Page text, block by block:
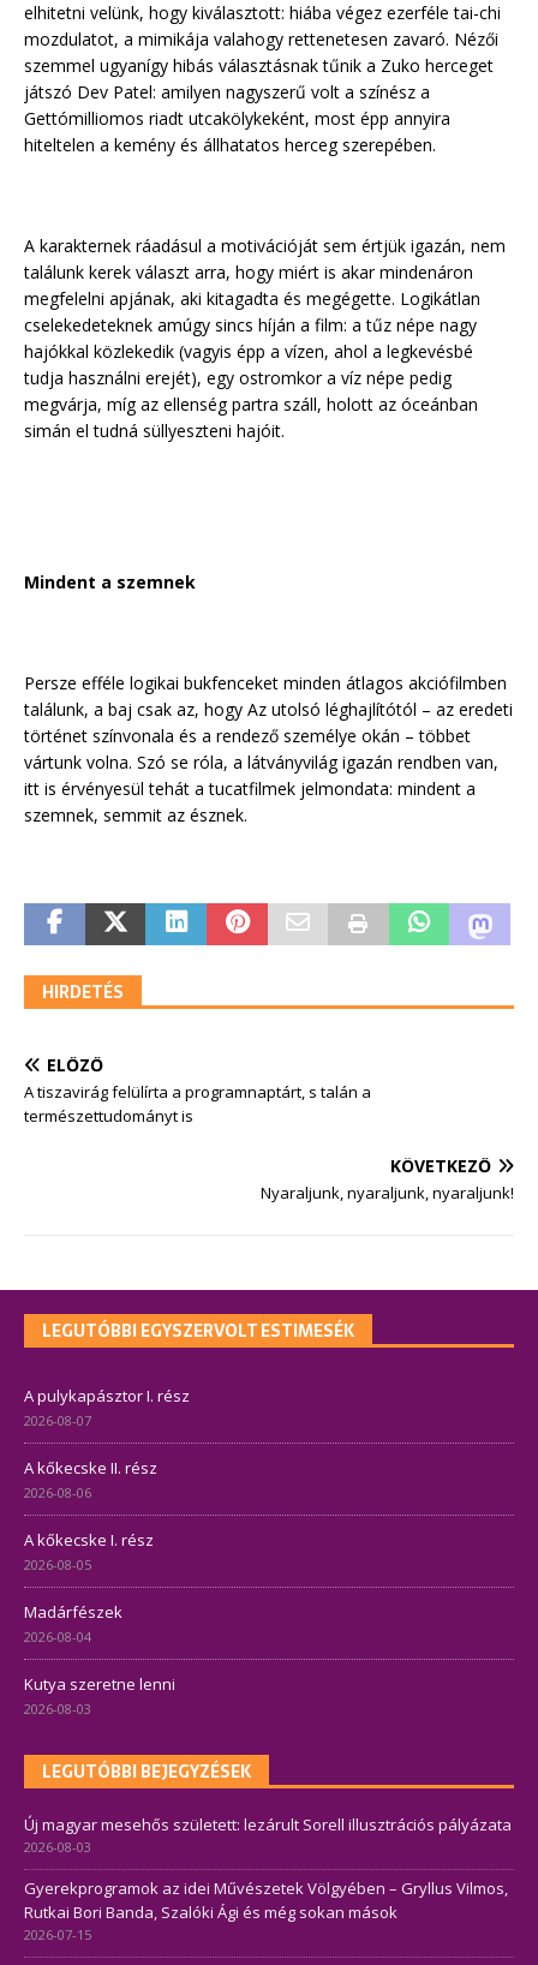
elhitetni velünk, hogy kiválasztott: hiába végez ezerféle tai-chi
mozdulatot, a mimikája valahogy rettenetesen zavaró. Nézői
szemmel ugyanígy hibás választásnak tűnik a Zuko herceget
játszó Dev Patel: amilyen nagyszerű volt a színész a
Gettómilliomos riadt utcakölykeként, most épp annyira
hiteltelen a kemény és állhatatos herceg szerepében.
A karakternek ráadásul a motivációját sem értjük igazán, nem
találunk kerek választ arra, hogy miért is akar mindenáron
megfelelni apjának, aki kitagadta és megégette. Logikátlan
cselekedeteknek amúgy sincs híján a film: a tűz népe nagy
hajókkal közlekedik (vagyis épp a vízen, ahol a legkevésbé
tudja használni erejét), egy ostromkor a víz népe pedig
megvárja, míg az ellenség partra száll, holott az óceánban
simán el tudná süllyeszteni hajóit.
Mindent a szemnek
Persze efféle logikai bukfenceket minden átlagos akciófilmben
találunk, a baj csak az, hogy Az utolsó léghajlítótól – az eredeti
történet színvonala és a rendező személye okán – többet
vártunk volna. Szó se róla, a látványvilág igazán rendben van,
itt is érvényesül tehát a tucatfilmek jelmondata: mindent a
szemnek, semmit az észnek.
HIRDETÉS
ELŐZŐ
A tiszavirág felülírta a programnaptárt, s talán a
természettudományt is
KÖVETKEZŐ
Nyaraljunk, nyaraljunk, nyaraljunk!
LEGUTÓBBI EGYSZERVOLT ESTIMESÉK
A pulykapásztor I. rész
2026-08-07
A kőkecske II. rész
2026-08-06
A kőkecske I. rész
2026-08-05
Madárfészek
2026-08-04
Kutya szeretne lenni
2026-08-03
LEGUTÓBBI BEJEGYZÉSEK
Új magyar mesehős született: lezárult Sorell illusztrációs pályázata
2026-08-03
Gyerekprogramok az idei Művészetek Völgyében – Gryllus Vilmos,
Rutkai Bori Banda, Szalóki Ági és még sokan mások
2026-07-15